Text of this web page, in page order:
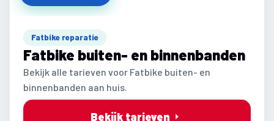
Fatbike reparatie
Fatbike buiten- en binnenbanden
Bekijk alle tarieven voor Fatbike buiten- en
binnenbanden aan huis.
Bekijk tarieven